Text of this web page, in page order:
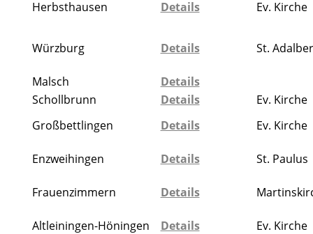
Herbsthausen Details Ev. Kirche
Würzburg Details St.
Malsch
Details
Schollbrunn
Details
Ev. Kirche
Großbettlingen
Details Ev. Kirche
Enzweihingen Details St. Paulus
Frauenzimmern Details
Altleiningen-Höningen Details Ev. Kirche